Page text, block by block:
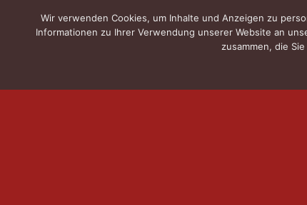
Wir verwenden Cookies, um Inhalte und Anzeigen zu
Informationen zu Ihrer Verwendung unserer Website an
zusammen, die